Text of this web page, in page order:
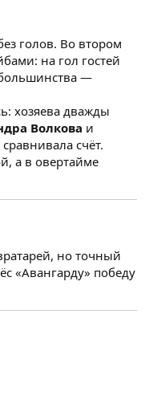
голов. Во втором
на гол гостей
—
хозяева дважды
Волкова и
счёт.
а в овертайме
но точный
«Авангарду» победу